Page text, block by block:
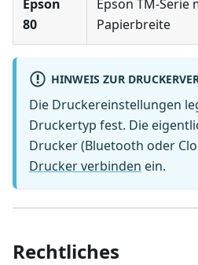
Epson
80
Epson TM-Serie
Papierbreite
HINWEIS ZUR
Die Druckereinstellungen
Druckertyp fest. Die
Drucker (Bluetooth oder
Drucker verbinden ein.
Rechtliches